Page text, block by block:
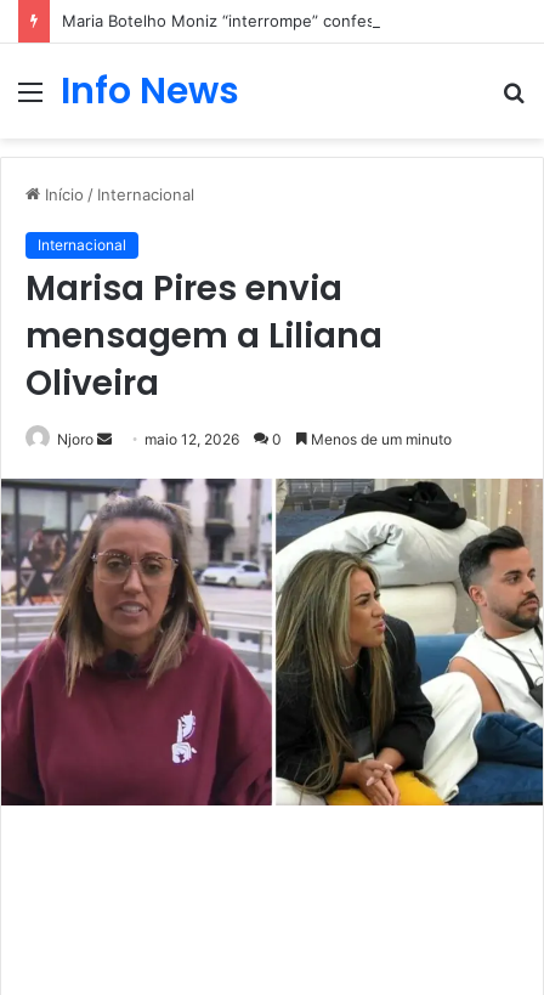
Maria Botelho Moniz “interrompe” confessionário
Menu
Info News
Início / Internacional
Internacional
Marisa Pires envia
mensagem a Liliana
Oliveira
Njoro
Mande
e-
mail
maio 12, 2026 0 Menos de um minuto